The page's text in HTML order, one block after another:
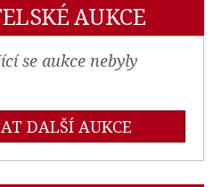
AUKCE
se aukce nebyly
DALŠÍ AUKCE